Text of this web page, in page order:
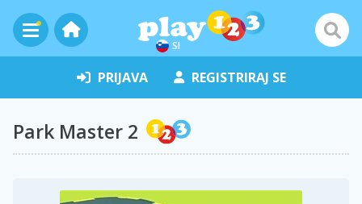
SI
PRIJAVA REGISTRIRAJ SE
Park Master 2